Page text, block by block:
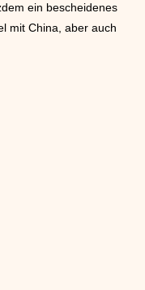
ein bescheidenes
mit China, aber auch